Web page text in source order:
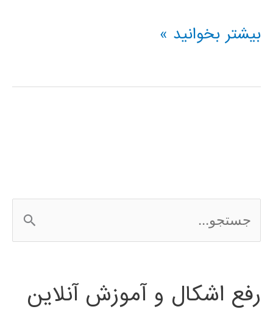
فیلم
فارسی
در
متلب
بیشتر بخوانید »
س
ج
رفع اشکال و آموزش آنلاین